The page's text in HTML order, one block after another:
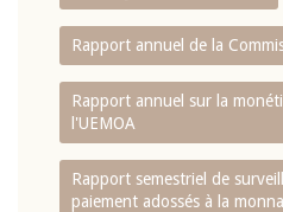
Rapport annuel de la
Rapport annuel sur la
l'UEMOA
Rapport semestriel de
paiement adossés à la